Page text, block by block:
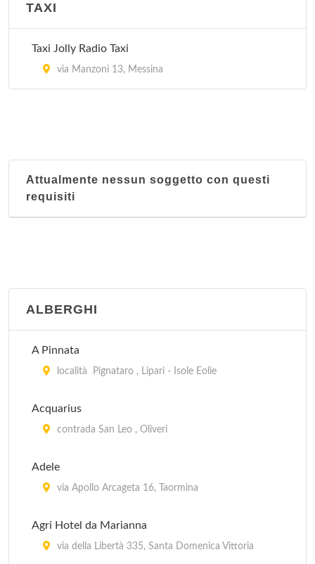
TAXI
Taxi Jolly Radio Taxi
via Manzoni 13, Messina
Attualmente nessun soggetto con questi
requisiti
ALBERGHI
A Pinnata
località Pignataro , Lipari - Isole Eolie
Acquarius
contrada San Leo , Oliveri
Adele
via Apollo Arcageta 16, Taormina
Agri Hotel da Marianna
via della Libertà 335, Santa Domenica Vittoria